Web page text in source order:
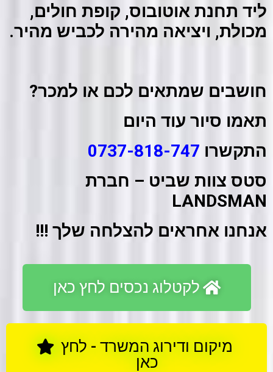
ליד תחנת אוטובוס, קופת חולים,
מכולת, ויציאה מהירה לכביש מהיר.
חושבים שמתאים לכם או למכר?
תאמו סיור עוד היום
התקשרו 0737-818-747
סטס צוות שביט – חברת
LANDSMAN
אנחנו אחראים להצלחה שלך !!!
לקטלוג נכסים לחץ כאן
מיקום ודירוג המשרד - לחץ
כאן